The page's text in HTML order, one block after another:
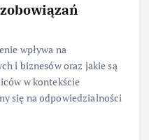
wpływa na
i biznesów oraz jakie są
w kontekście
się na odpowiedzialności